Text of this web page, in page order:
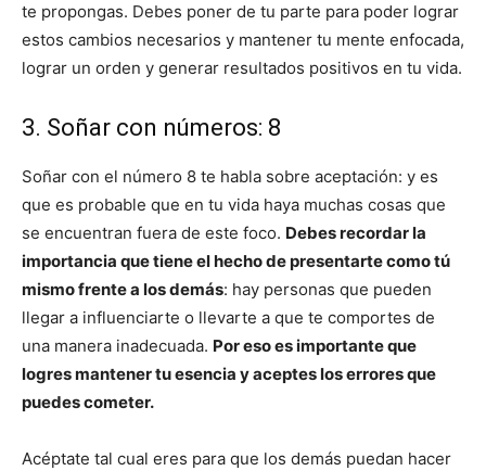
te propongas. Debes poner de tu parte para poder lograr
estos cambios necesarios y mantener tu mente enfocada,
lograr un orden y generar resultados positivos en tu vida.
3. Soñar con números: 8
Soñar con el número 8 te habla sobre aceptación: y es
que es probable que en tu vida haya muchas cosas que
se encuentran fuera de este foco. Debes recordar la
importancia que tiene el hecho de presentarte como tú
mismo frente a los demás: hay personas que pueden
llegar a influenciarte o llevarte a que te comportes de
una manera inadecuada. Por eso es importante que
logres mantener tu esencia y aceptes los errores que
puedes cometer.
Acéptate tal cual eres para que los demás puedan hacer